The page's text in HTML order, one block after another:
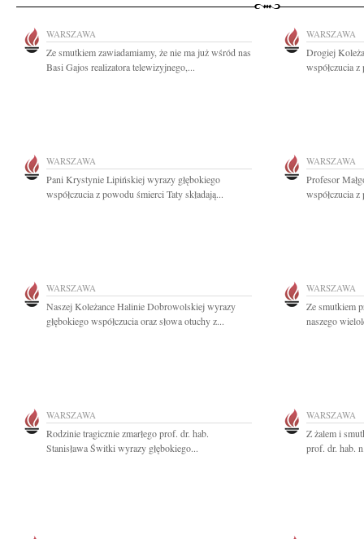
WARSZAWA
Ze smutkiem zawiadamiamy, że nie ma już wśród nas
Basi Gajos realizatora telewizyjnego,...
WARSZAWA
Drogiej
współczucia
WARSZAWA
Pani Krystynie Lipińskiej wyrazy głębokiego
współczucia z powodu śmierci Taty składają...
WARSZAWA
Profesor
współczucia
WARSZAWA
Naszej Koleżance Halinie Dobrowolskiej wyrazy
głębokiego współczucia oraz słowa otuchy z...
WARSZAWA
Ze smutkiem
naszego
WARSZAWA
Rodzinie tragicznie zmarłego prof. dr. hab.
Stanisława Świtki wyrazy głębokiego...
WARSZAWA
Z żalem i
prof. dr. hab.